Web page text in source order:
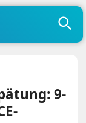
9-